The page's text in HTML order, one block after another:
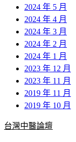
2024 年 5 月
2024 年 4 月
2024 年 3 月
2024 年 2 月
2024 年 1 月
2023 年 12 月
2023 年 11 月
2019 年 11 月
2019 年 10 月
台灣中醫論壇